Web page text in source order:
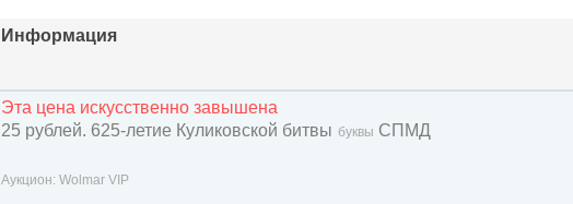
Информация
Эта цена искусственно завышена
25 рублей. 625-летие Куликовской битвы буквы СПМД
Аукцион: Wolmar VIP